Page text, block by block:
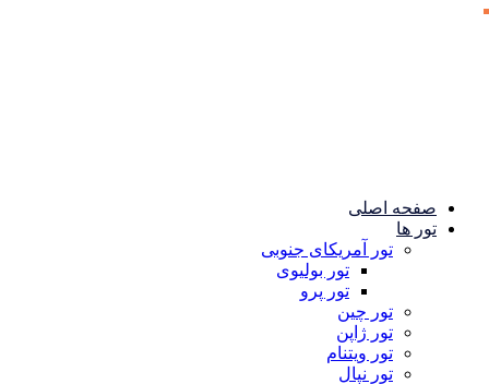
صفحه اصلی
تور ها
تور آمریکای جنوبی
تور بولیوی
تور پرو
تور چین
تور ژاپن
تور ویتنام
تور نپال